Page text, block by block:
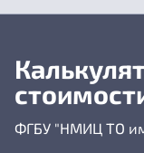
ФГБУ "НМИЦ ТО